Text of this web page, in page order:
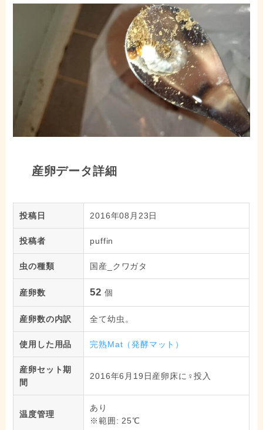
産卵データ詳細
投稿日 2016年08月23日
投稿者 puffin
虫の種類 国産_クワガタ
産卵数 52 個
産卵数の内訳 全て幼虫。
使用した用品 完熟Mat（発酵マット）
産卵セット期
間
2016年6月19日産卵床に♀投入
温度管理
あり
※範囲: 25℃